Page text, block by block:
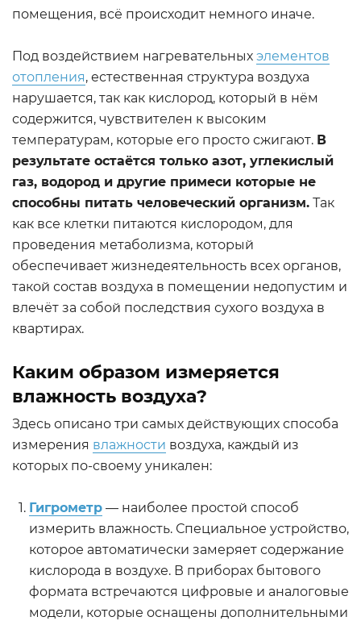
помещения, всё происходит немного иначе.
Под воздействием нагревательных элементов
отопления, естественная структура воздуха
нарушается, так как кислород, который в нём
содержится, чувствителен к высоким
температурам, которые его просто сжигают. В
результате остаётся только азот, углекислый
газ, водород и другие примеси которые не
способны питать человеческий организм. Так
как все клетки питаются кислородом, для
проведения метаболизма, который
обеспечивает жизнедеятельность всех органов,
такой состав воздуха в помещении недопустим и
влечёт за собой последствия сухого воздуха в
квартирах.
Каким образом измеряется
влажность воздуха?
Здесь описано три самых действующих способа
измерения влажности воздуха, каждый из
которых по-своему уникален:
Гигрометр — наиболее простой способ
измерить влажность. Специальное устройство,
которое автоматически замеряет содержание
кислорода в воздухе. В приборах бытового
формата встречаются цифровые и аналоговые
модели, которые оснащены дополнительными